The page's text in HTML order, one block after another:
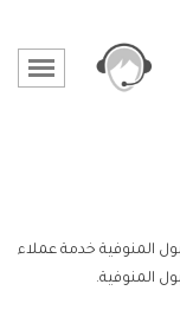
المنوفية خدمة عملاء
المنوفية.